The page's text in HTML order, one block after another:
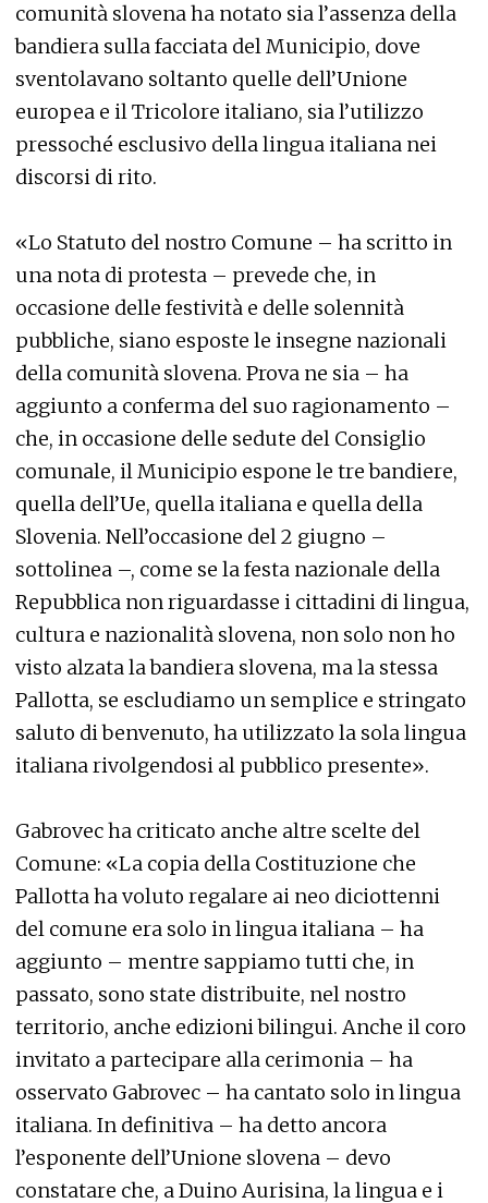
comunità slovena ha notato sia l’assenza della
bandiera sulla facciata del Municipio, dove
sventolavano soltanto quelle dell’Unione
europea e il Tricolore italiano, sia l’utilizzo
pressoché esclusivo della lingua italiana nei
discorsi di rito.
«Lo Statuto del nostro Comune – ha scritto in
una nota di protesta – prevede che, in
occasione delle festività e delle solennità
pubbliche, siano esposte le insegne nazionali
della comunità slovena. Prova ne sia – ha
aggiunto a conferma del suo ragionamento –
che, in occasione delle sedute del Consiglio
comunale, il Municipio espone le tre bandiere,
quella dell’Ue, quella italiana e quella della
Slovenia. Nell’occasione del 2 giugno –
sottolinea –, come se la festa nazionale della
Repubblica non riguardasse i cittadini di lingua,
cultura e nazionalità slovena, non solo non ho
visto alzata la bandiera slovena, ma la stessa
Pallotta, se escludiamo un semplice e stringato
saluto di benvenuto, ha utilizzato la sola lingua
italiana rivolgendosi al pubblico presente».
Gabrovec ha criticato anche altre scelte del
Comune: «La copia della Costituzione che
Pallotta ha voluto regalare ai neo diciottenni
del comune era solo in lingua italiana – ha
aggiunto – mentre sappiamo tutti che, in
passato, sono state distribuite, nel nostro
territorio, anche edizioni bilingui. Anche il coro
invitato a partecipare alla cerimonia – ha
osservato Gabrovec – ha cantato solo in lingua
italiana. In definitiva – ha detto ancora
l’esponente dell’Unione slovena – devo
constatare che, a Duino Aurisina, la lingua e i